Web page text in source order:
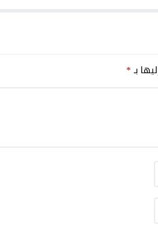
بـ*